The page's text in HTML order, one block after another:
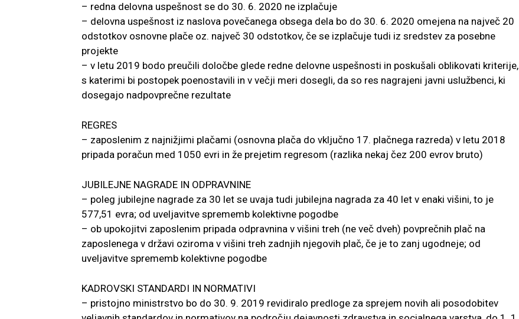
– redna delovna uspešnost se do 30. 6. 2020 ne izplačuje
– delovna uspešnost iz naslova povečanega obsega dela bo do 30. 6. 2020 omejena na največ 20
odstotkov osnovne plače oz. največ 30 odstotkov, če se izplačuje tudi iz sredstev za posebne
projekte
– v letu 2019 bodo preučili določbe glede redne delovne uspešnosti in poskušali oblikovati kriterije,
s katerimi bi postopek poenostavili in v večji meri dosegli, da so res nagrajeni javni uslužbenci, ki
dosegajo nadpovprečne rezultate
REGRES
– zaposlenim z najnižjimi plačami (osnovna plača do vključno 17. plačnega razreda) v letu 2018
pripada poračun med 1050 evri in že prejetim regresom (razlika nekaj čez 200 evrov bruto)
JUBILEJNE NAGRADE IN ODPRAVNINE
– poleg jubilejne nagrade za 30 let se uvaja tudi jubilejna nagrada za 40 let v enaki višini, to je
577,51 evra; od uveljavitve sprememb kolektivne pogodbe
– ob upokojitvi zaposlenim pripada odpravnina v višini treh (ne več dveh) povprečnih plač na
zaposlenega v državi oziroma v višini treh zadnjih njegovih plač, če je to zanj ugodneje; od
uveljavitve sprememb kolektivne pogodbe
KADROVSKI STANDARDI IN NORMATIVI
– pristojno ministrstvo bo do 30. 9. 2019 revidiralo predloge za sprejem novih ali posodobitev